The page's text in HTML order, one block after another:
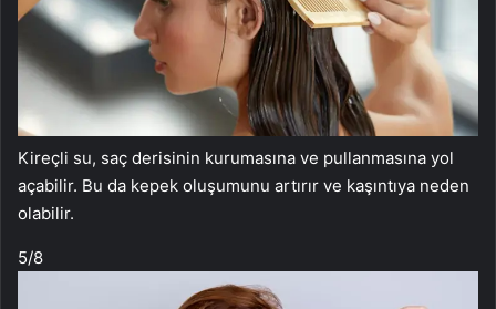
Kireçli su, saç derisinin kurumasına ve pullanmasına yol
açabilir. Bu da kepek oluşumunu artırır ve kaşıntıya neden
olabilir.
5/8